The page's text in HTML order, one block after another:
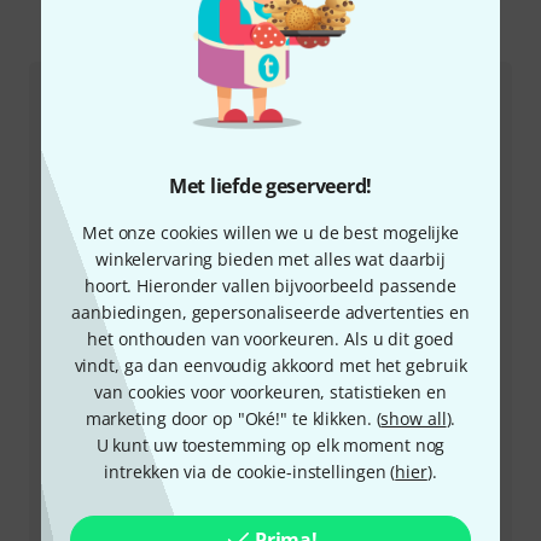
Met liefde geserveerd!
Met onze cookies willen we u de best mogelijke
winkelervaring bieden met alles wat daarbij
hoort. Hieronder vallen bijvoorbeeld passende
aanbiedingen, gepersonaliseerde advertenties en
het onthouden van voorkeuren. Als u dit goed
vindt, ga dan eenvoudig akkoord met het gebruik
van cookies voor voorkeuren, statistieken en
marketing door op "Oké!" te klikken. (show all).
U kunt uw toestemming op elk moment nog
intrekken via de cookie-instellingen (hier).
Zo kunt u ons contacteren
Klantenservice Nederland
+49-9546-9223-643
Onze klantenservice helpt u graag bij al uw vragen of
problemen.
Houd uw klantnummer bij de hand
Openingstijden (CEST - Midden-
Europese zomertijd)